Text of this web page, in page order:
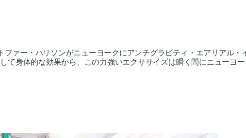
ァー・ハリソンがニューヨークにアンチグラビティ・エアリアル・
身体的な効果から、この力強いエクササイズは瞬く間にニューヨ